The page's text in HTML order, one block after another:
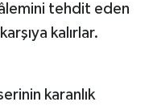
tehdit eden
kalırlar.
karanlık